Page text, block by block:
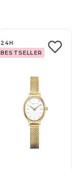
24H
BESTSELLER